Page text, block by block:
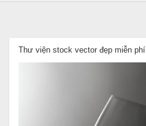
Thư viện stock vector đẹp miễn phí